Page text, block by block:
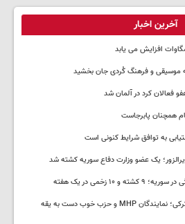
آخرین اخبار
موسیقی و فرهنگ کُردی جان بخشید
فعالان کرد در آلمان شد
همچنان پابرجاست
به توافق شرایط کنونی است
یک عضو وزارت دفاع سوریه کشته شد
زخمی در یک هفته
تنش بر سر میراث ملی گرایی ترکی؛ نمایندگان MHP و حزب خوب دست به یقه